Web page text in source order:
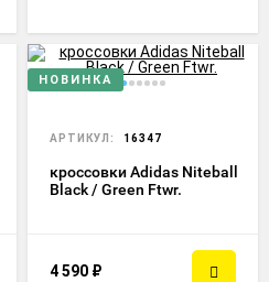
НОВИНКА
АРТИКУЛ: 16347
кроссовки Adidas Niteball
Black / Green Ftwr.
4 590 ₽